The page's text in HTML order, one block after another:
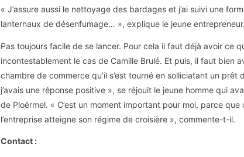
« J’assure aussi le nettoyage des bardages et j’ai suivi une
lanternaux de désenfumage… », explique le jeune entrepreneur.
Pas toujours facile de se lancer. Pour cela il faut déjà avoir ce
incontestablement le cas de Camille Brulé. Et puis, il faut bien
chambre de commerce qu’il s’est tourné en solliciatant un
j’avais une réponse positive », se réjouit le jeune homme qui
de Ploërmel. « C’est un moment important pour moi, parce
l’entreprise atteigne son régime de croisière », commente-t-il.
Contact :